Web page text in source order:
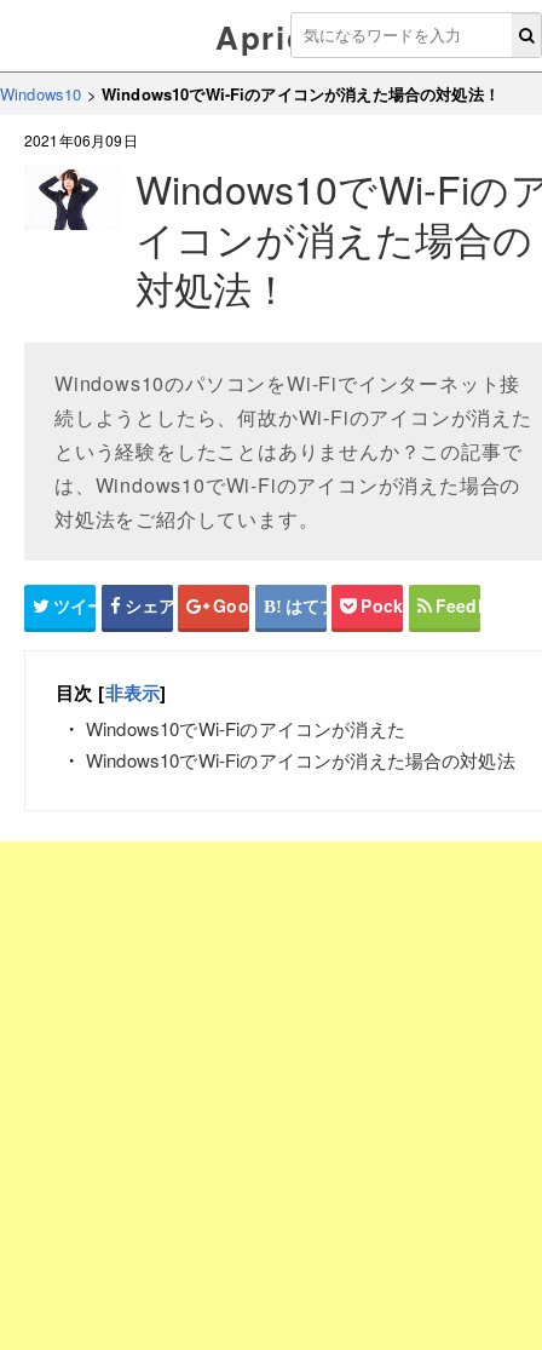
Aprico
Windows10 > Windows10でWi-Fiのアイコンが消えた場合の対処法！
2021年06月09日
Windows10でWi-Fiの
イコンが消えた場合の
対処法！
Windows10のパソコンをWi-Fiでインターネット接
続しようとしたら、何故かWi-Fiのアイコンが消えた
という経験をしたことはありませんか？この記事で
は、Windows10でWi-Fiのアイコンが消えた場合の
対処法をご紹介しています。
ツイート シェア Google+ はてブ Pocket Feedly
目次 [非表示]
Windows10でWi-Fiのアイコンが消えた
Windows10でWi-Fiのアイコンが消えた場合の対処法